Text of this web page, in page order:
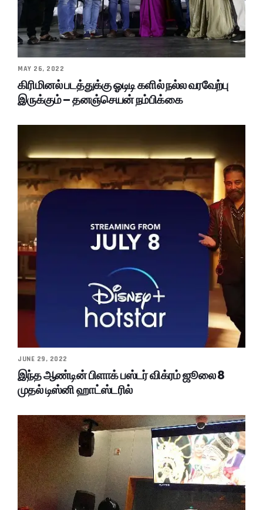
MAY 26, 2022
கிரிமினல் படத்துக்கு ஓடிடி களில் நல்ல வரவேற்பு
இருக்கும் – தனஞ்செயன் நம்பிக்கை
JUNE 29, 2022
இந்த ஆண்டின் பிளாக் பஸ்டர் விக்ரம் ஜூலை 8
முதல் டிஸ்னி ஹாட்ஸ்டரில்